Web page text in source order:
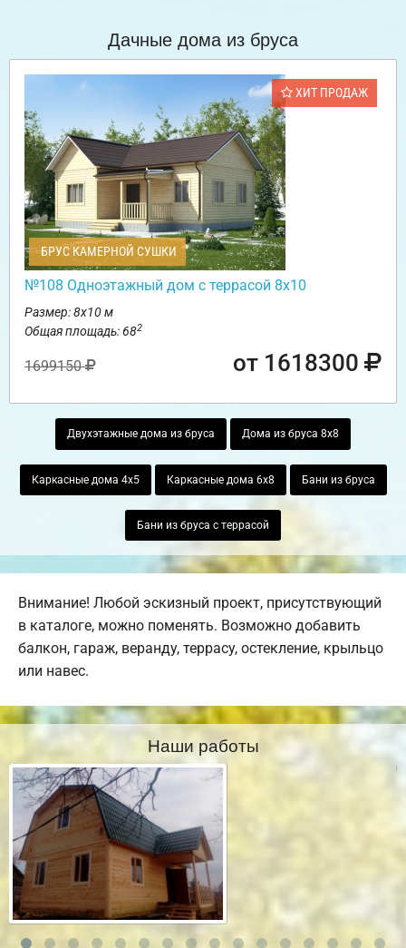
Дачные дома из бруса
ХИТ ПРОДАЖ
БРУС КАМЕРНОЙ СУШКИ
№108 Одноэтажный дом с террасой 8х10
Размер: 8х10 м
Общая площадь: 682
1699150 от 1618300
Двухэтажные дома из бруса Дома из бруса 8х8
Каркасные дома 4х5 Каркасные дома 6х8 Бани из бруса
Бани из бруса с террасой
Внимание! Любой эскизный проект, присутствующий
в каталоге, можно поменять. Возможно добавить
балкон, гараж, веранду, террасу, остекление, крыльцо
или навес.
Наши работы